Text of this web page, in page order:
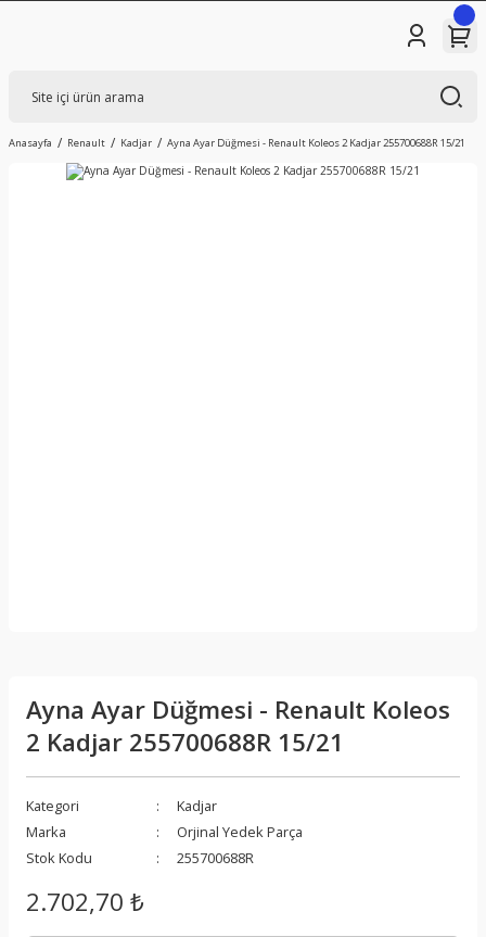
Anasayfa Renault Kadjar Ayna Ayar Düğmesi - Renault Koleos 2 Kadjar 255700688R 15/21
Ayna Ayar Düğmesi - Renault Koleos
2 Kadjar 255700688R 15/21
Kategori
Kadjar
Marka
Orjinal Yedek Parça
Stok Kodu
255700688R
2.702,70 ₺